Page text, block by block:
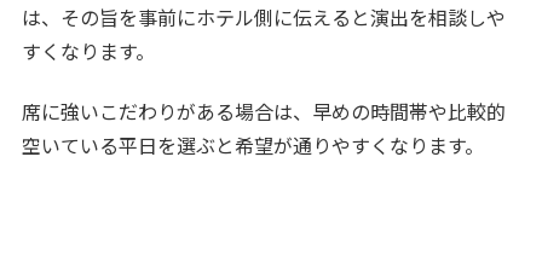
は、その旨を事前にホテル側に伝えると演出を相談しや
すくなります。
席に強いこだわりがある場合は、早めの時間帯や比較的
空いている平日を選ぶと希望が通りやすくなります。